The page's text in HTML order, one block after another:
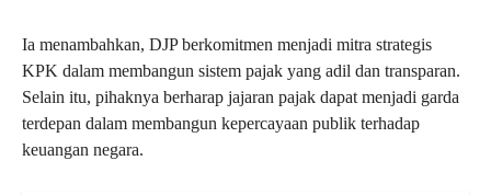
Ia menambahkan, DJP berkomitmen menjadi mitra strategis
KPK dalam membangun sistem pajak yang adil dan transparan.
Selain itu, pihaknya berharap jajaran pajak dapat menjadi garda
terdepan dalam membangun kepercayaan publik terhadap
keuangan negara.